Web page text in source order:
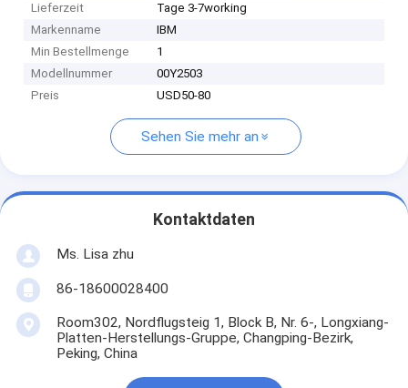
Lieferzeit
Tage 3-7working
Markenname
IBM
Min Bestellmenge
1
Modellnummer
00Y2503
Preis
USD50-80
Sehen Sie mehr an
Kontaktdaten
Ms. Lisa zhu
86-18600028400
Room302, Nordflugsteig 1, Block B, Nr. 6-, Longxiang-
Platten-Herstellungs-Gruppe, Changping-Bezirk,
Peking, China